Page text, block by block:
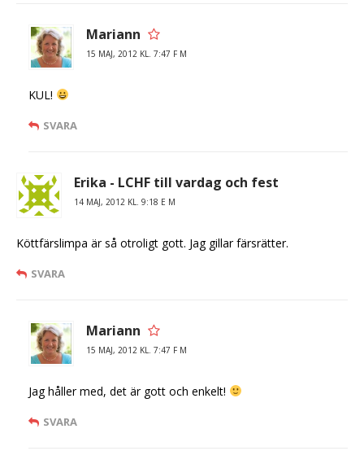
Mariann
15 MAJ, 2012 KL. 7:47 F M
KUL!
SVARA
Erika - LCHF till vardag och fest
14 MAJ, 2012 KL. 9:18 E M
Köttfärslimpa är så otroligt gott. Jag gillar färsrätter.
SVARA
Mariann
15 MAJ, 2012 KL. 7:47 F M
Jag håller med, det är gott och enkelt!
SVARA